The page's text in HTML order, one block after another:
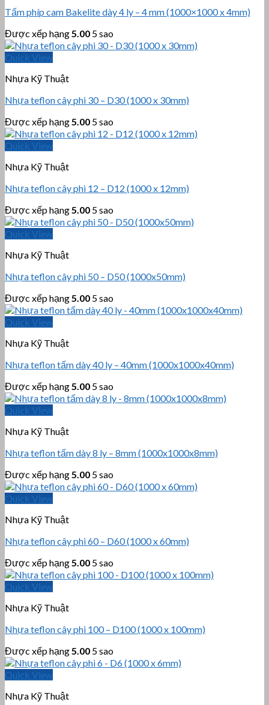
Tấm phíp cam Bakelite dày 4 ly – 4 mm (1000×1000 x 4mm)
Được xếp hạng5.00 5 sao
Quick View
Nhựa Kỹ Thuật
Nhựa teflon cây phi 30 – D30 (1000 x 30mm)
Được xếp hạng5.00 5 sao
Quick View
Nhựa Kỹ Thuật
Nhựa teflon cây phi 12 – D12 (1000 x 12mm)
Được xếp hạng5.00 5 sao
Quick View
Nhựa Kỹ Thuật
Nhựa teflon cây phi 50 – D50 (1000x50mm)
Được xếp hạng5.00 5 sao
Quick View
Nhựa Kỹ Thuật
Nhựa teflon tấm dày 40 ly – 40mm (1000x1000x40mm)
Được xếp hạng5.00 5 sao
Quick View
Nhựa Kỹ Thuật
Nhựa teflon tấm dày 8 ly – 8mm (1000x1000x8mm)
Được xếp hạng5.00 5 sao
Quick View
Nhựa Kỹ Thuật
Nhựa teflon cây phi 60 – D60 (1000 x 60mm)
Được xếp hạng5.00 5 sao
Quick View
Nhựa Kỹ Thuật
Nhựa teflon cây phi 100 – D100 (1000 x 100mm)
Được xếp hạng5.00 5 sao
Quick View
Nhựa Kỹ Thuật